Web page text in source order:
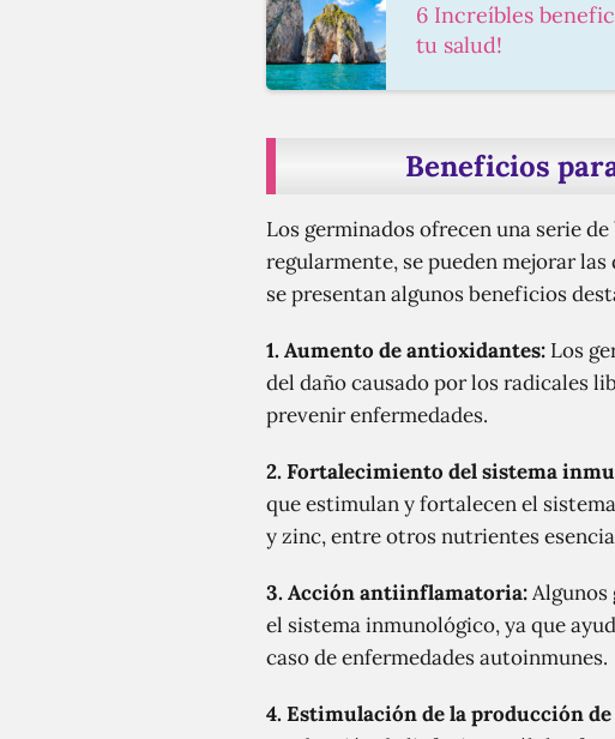
6 Increíbles
tu salud!
Beneficios
Los germinados ofrecen una serie
regularmente, se pueden mejorar
se presentan algunos beneficios
1. Aumento de antioxidantes: Los
del daño causado por los radicales
prevenir enfermedades.
2. Fortalecimiento del sistema
que estimulan y fortalecen el
y zinc, entre otros nutrientes
3. Acción antiinflamatoria:
el sistema inmunológico, ya que
caso de enfermedades autoinmunes.
4. Estimulación de la producción